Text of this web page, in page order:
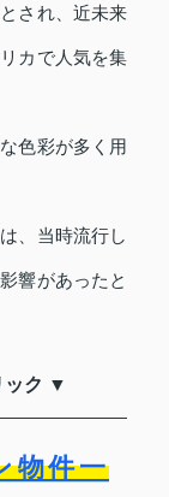
され、近未来
カで人気を集
色彩が多く用
、当時流行し
響があったと
ック ▼
物件一